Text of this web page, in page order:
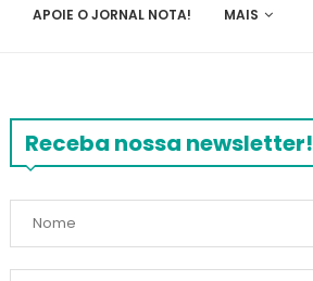
APOIE O JORNAL NOTA! MAIS
Receba nossa newsletter!